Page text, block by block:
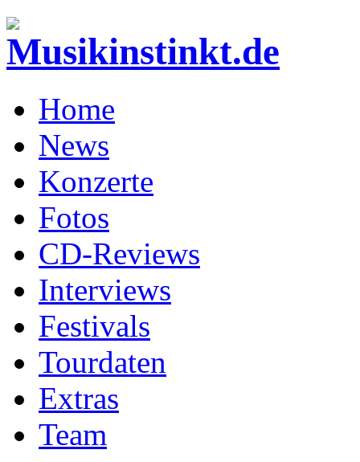
Home
News
Konzerte
Fotos
CD-Reviews
Interviews
Festivals
Tourdaten
Extras
Team